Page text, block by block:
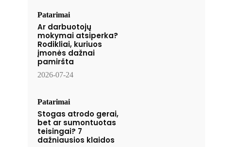
Patarimai
Ar darbuotojų
mokymai atsiperka?
Rodikliai, kuriuos
įmonės dažnai
pamiršta
2026-07-24
Patarimai
Stogas atrodo gerai,
bet ar sumontuotas
teisingai? 7
dažniausios klaidos